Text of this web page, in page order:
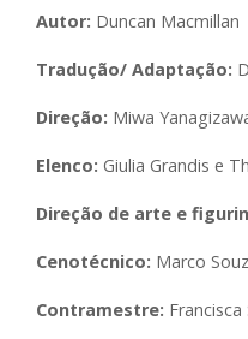
Autor: Duncan Macmillan
Tradução/ Adaptação:
Direção: Miwa
Elenco: Giulia Grandis e
Direção de arte e
Cenotécnico: Marco
Contramestre: Francisca